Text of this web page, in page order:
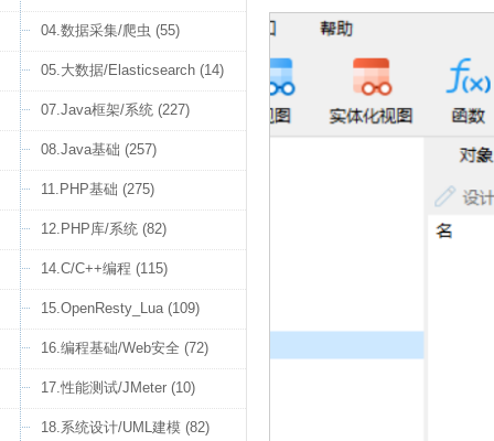
04.数据采集/爬虫 (55)
05.大数据/Elasticsearch (14)
07.Java框架/系统 (227)
08.Java基础 (257)
11.PHP基础 (275)
12.PHP库/系统 (82)
14.C/C++编程 (115)
15.OpenResty_Lua (109)
16.编程基础/Web安全 (72)
17.性能测试/JMeter (10)
18.系统设计/UML建模 (82)